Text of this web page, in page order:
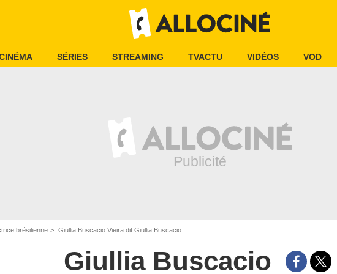
SÉRIES STREAMING TVACTU VIDÉOS VOD
brésilienne Giullia Buscacio Vieira dit Giullia Buscacio
Giullia Buscacio